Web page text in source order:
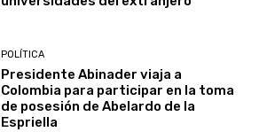
POLÍTICA
Presidente Abinader viaja a
Colombia para participar en la toma
de posesión de Abelardo de la
Espriella